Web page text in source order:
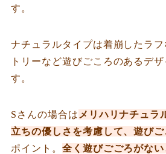
す。
ナチュラルタイプは着崩したラ
トリーなど遊びごころのあるデ
す。
Sさんの場合は メリハリナチュラ
立ちの優しさを考慮して、遊び
ポイント。 全く遊びごごろがな